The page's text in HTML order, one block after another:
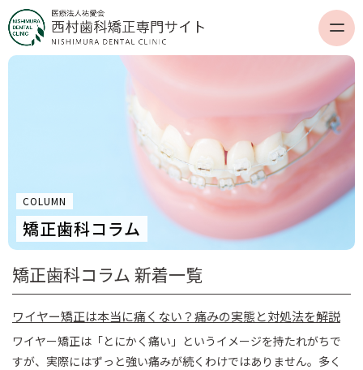
COLUMN
矯正歯科コラム
矯正歯科コラム 新着一覧
ワイヤー矯正は本当に痛くない？痛みの実態と対処法を解説
ワイヤー矯正は「とにかく痛い」というイメージを持たれがちで
すが、実際にはずっと強い痛みが続くわけではありません。多く